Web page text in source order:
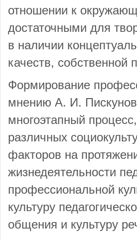
отношении к
достаточными для
в наличии
качеств, собственной
Формирование
мнению А. И.
многоэтапный
различных
факторов на
жизнедеятельности
профессиональной
культуру
общения и культуру